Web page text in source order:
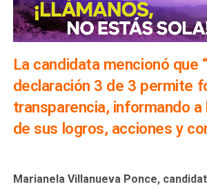
La candidata mencionó que
declaración 3 de 3 permite
transparencia, informando a
de sus logros, acciones y
Marianela Villanueva Ponce,